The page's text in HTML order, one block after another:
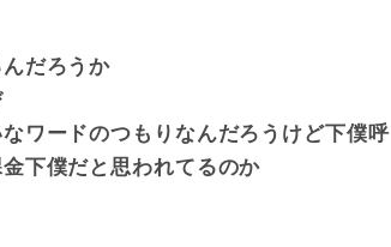
だろうか
ワードのつもりなんだろうけど下僕呼
下僕だと思われてるのか